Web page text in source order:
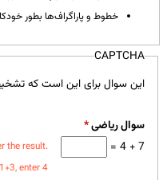
خطوط و پاراگراف‌ها بطور
CAPTCHA
این سوال برای این است که
سوال ریاضی*
7 + 4 =
the result.
enter 4.